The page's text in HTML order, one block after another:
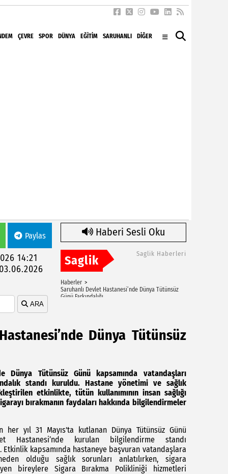
ÇEVRE SPOR DÜNYA EĞITIM SARUHANLI DİĞER
Dünya Tütünsüz
Dünya Tütünsüz Günü kapsamında vatandaşları
standı kuruldu. Hastane yönetimi ve sağlık
etkinlikte, tütün kullanımının insan sağlığı
bırakmanın faydaları hakkında bilgilendirmeler
her yıl 31 Mayıs'ta kutlanan Dünya Tütünsüz Günü
Hastanesi’nde kurulan bilgilendirme standı
kapsamında hastaneye başvuran vatandaşlara
olduğu sağlık sorunları anlatılırken, sigara
bireylere Sigara Bırakma Polikliniği hizmetleri
Paylas
14:21
ARA
Haberi Sesli Oku
Saglik Saglik Haberleri
Haberler
Saruhanlı Devlet Hastanesi’nde Dünya Tütünsüz
Günü Farkındalığı